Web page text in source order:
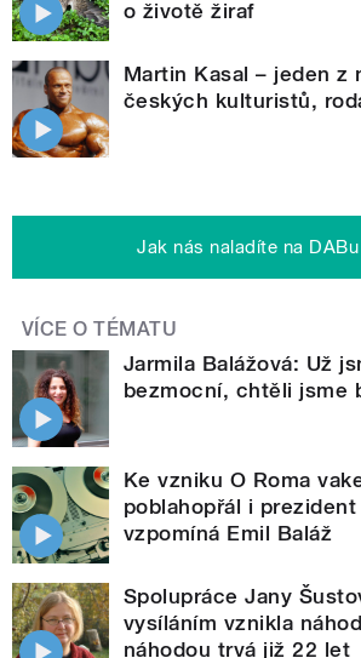
o životě žiraf
Martin Kasal – jeden z
českých kulturistů,
Jak nás naladíte na DABu
VÍCE O TÉMATU
Jarmila Balážová: Už
bezmocní, chtěli jsme
Ke vzniku O Roma
poblahopřál i prezident
vzpomíná Emil Baláž
Spolupráce Jany
vysíláním vznikla
náhodou trvá již 22 let